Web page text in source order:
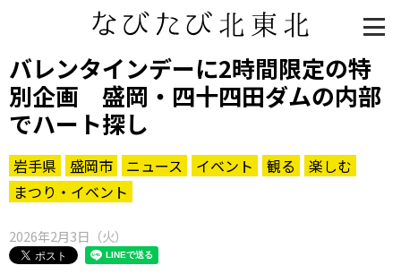
バレンタインデーに2時間限定の特
別企画 盛岡・四十四田ダムの内部
でハート探し
岩手県 盛岡市 ニュース イベント 観る
楽しむ
まつり・イベント
2026年2月3日（火）
知る一覧
世界遺産
文化・歴史
パワースポット
ミステリー